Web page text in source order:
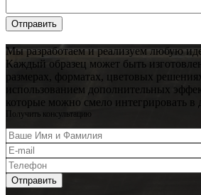
Мы разработаеми реализуем любую
Каждый образец может быть
размерах, форматах, цветовых
использованием дополнительных
которые можно смело интегрировать в
Получить консультацию